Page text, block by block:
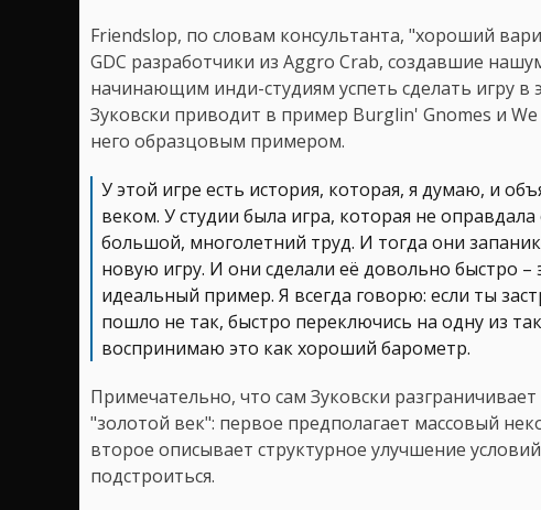
Friendslop, по словам консультанта, "хороший
GDC разработчики из Aggro Crab, создавшие
начинающим инди-студиям успеть сделать игру в
Зуковски приводит в пример Burglin' Gnomes и
него образцовым примером.
У этой игре есть история, которая, я думаю, и
веком. У студии была игра, которая не
большой, многолетний труд. И тогда они
новую игру. И они сделали её довольно быстро –
идеальный пример. Я всегда говорю: если ты
пошло не так, быстро переключись на одну из
воспринимаю это как хороший барометр.
Примечательно, что сам Зуковски
"золотой век": первое предполагает массовый
второе описывает структурное улучшение
подстроиться.